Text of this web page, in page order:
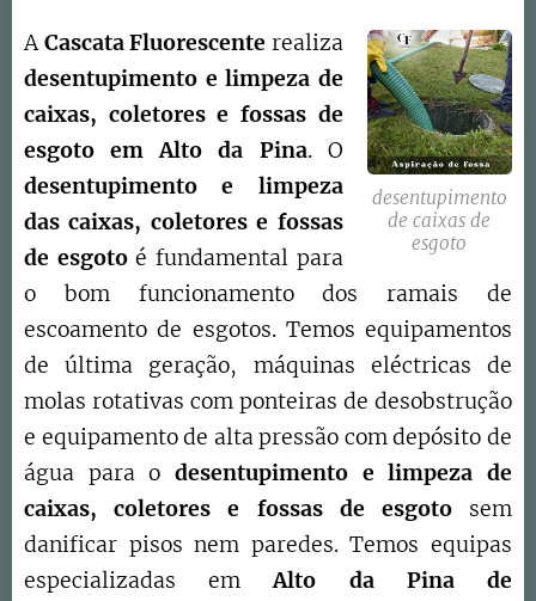
desentupimento
de caixas de
esgoto
ACascata Fluorescente realiza
desentupimento e limpeza de
caixas, coletores e fossas de
esgoto em Alto da Pina. O
desentupimento e limpeza
das caixas, coletores e fossas
de esgotoé fundamental para
o bom funcionamento dos ramais de
escoamento de esgotos. Temos equipamentos
de última geração, máquinas eléctricas de
molas rotativas com ponteiras de desobstrução
e equipamento de alta pressão com depósito de
água para o desentupimento e limpeza de
caixas, coletores e fossas de esgotosem
danificar pisos nem paredes. Temos equipas
especializadas emAlto da Pina
de